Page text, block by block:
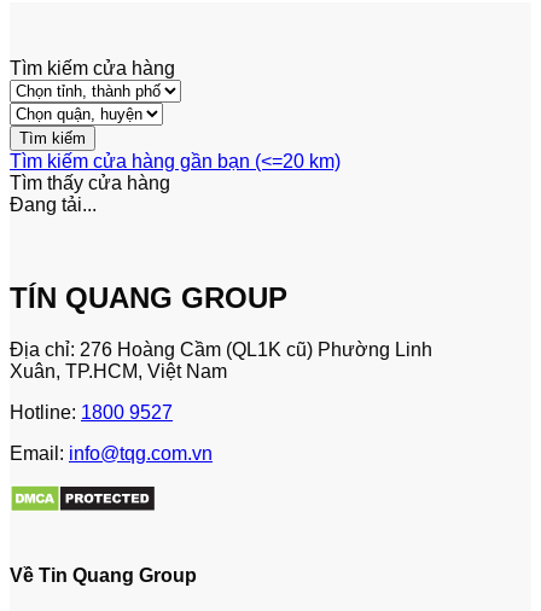
Tìm kiếm cửa hàng
Tìm kiếm cửa hàng gần bạn (<=20 km)
Tìm thấy cửa hàng
Đang tải...
TÍN QUANG GROUP
Địa chỉ: 276 Hoàng Cầm (QL1K cũ) Phường Linh
Xuân, TP.HCM, Việt Nam
Hotline: 1800 9527
Email: info@tqg.com.vn
Về Tin Quang Group